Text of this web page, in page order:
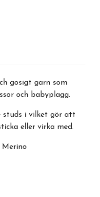
gosigt garn som
och babyplagg.
studs i vilket gör att
eller virka med.
Merino